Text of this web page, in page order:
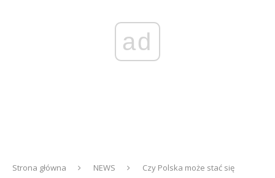
ad
Strona główna NEWS
Czy Polska może stać się